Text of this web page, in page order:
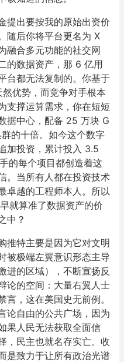
提出要按我的原始出资价
随后你将平台更名为 X
融合多元功能的社交网
的数据资产，那 6 亿用
台都无法复制的。你基于
优势，而竞争对手根本
支撑运算需求，你在短短
据中心，配备 25 万块 G
的十倍。如今这个数字
加投资，累计投入 3.5
的每个项目都创造着这
。当所有人都在投资技术
卓越的工程师本人。所以
就算准了数据资产的价
中？
推特主要是因为它对文明
被极端左翼意识形态主导
进的区域），不断宣扬反
论的空间：大量右翼人士
，这在美国史无前例。
论自由的公共广场，因为
果人民无法获取全面信
，民主也就名存实亡。收
是致力于让所有政治光谱